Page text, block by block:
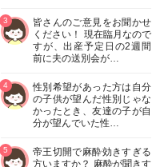
皆さんのご意見をお聞かせ
ください！ 現在臨月なので
すが、出産予定日の2週間
前に夫の送別会が…
3
性別希望があった方は自分
の子供が望んだ性別じゃな
かったとき、友達の子が自
分が望んでいた性…
4
帝王切開で麻酔効きすぎる
方いますか？ 麻酔が聞きす
5